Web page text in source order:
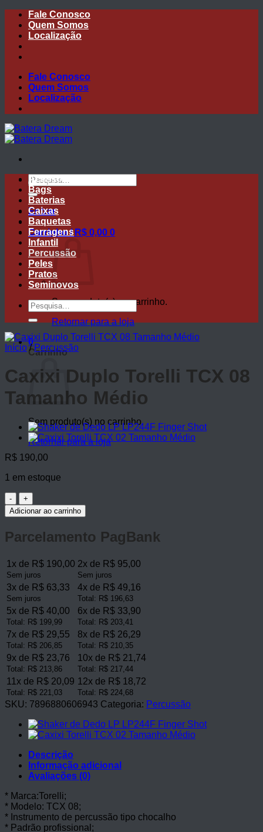
Skip
content
Fale Conosco
Quem Somos
Localização
Fale Conosco
Quem Somos
Localização
Pesquisar
por:
Entrar
Carrinho / R$ 0,00 0
Sem produto(s) no carrinho.
Retornar para a loja
0
Carrinho
Sem produto(s) no carrinho.
Retornar para a loja
Acessórios
Bags
Baterias
Caixas
Baquetas
Ferragens
Infantil
Percussão
Peles
Pratos
Seminovos
Pesquisar
por:
Início / Percussão
Caxixi Duplo Torelli TCX 08
Tamanho Médio
R$ 190,00
1 em estoque
Caxixi
Duplo
Torelli
08
Médio
quantidade
Adicionar ao carrinho
Parcelamento PagBank
1x de R$ 190,00
Sem juros
2x de R$ 95,00
Sem juros
3x de R$ 63,33
Sem juros
4x de R$ 49,16
Total: R$ 196,63
5x de R$ 40,00
Total: R$ 199,99
6x de R$ 33,90
Total: R$ 203,41
7x de R$ 29,55
Total: R$ 206,85
8x de R$ 26,29
Total: R$ 210,35
9x de R$ 23,76
Total: R$ 213,86
10x de R$ 21,74
Total: R$ 217,44
11x de R$ 20,09
Total: R$ 221,03
12x de R$ 18,72
Total: R$ 224,68
SKU: 7896880606943 Categoria: Percussão
Descrição
Informação adicional
Avaliações (0)
* Marca:Torelli;
* Modelo: TCX 08;
* Instrumento de percussão tipo chocalho
* Padrão profissional;